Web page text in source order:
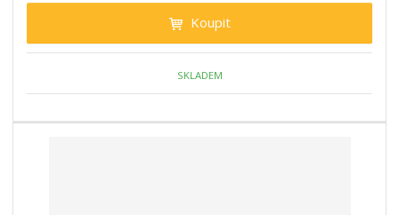
Koupit
SKLADEM